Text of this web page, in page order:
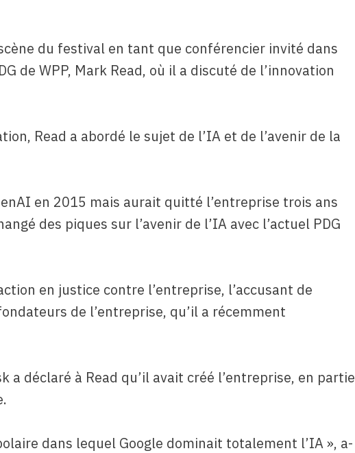
du festival en tant que conférencier invité dans
de WPP, Mark Read, où il a discuté de l’innovation
Read a abordé le sujet de l’IA et de l’avenir de la
en 2015 mais aurait quitté l’entreprise trois ans
des piques sur l’avenir de l’IA avec l’actuel PDG
en justice contre l’entreprise, l’accusant de
de l’entreprise, qu’il a récemment
a déclaré à Read qu’il avait créé l’entreprise, en partie
dans lequel Google dominait totalement l’IA », a-